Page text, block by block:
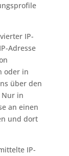
IP-
Adresse
oder in
über den
Nur in
an einen
und dort
IP-